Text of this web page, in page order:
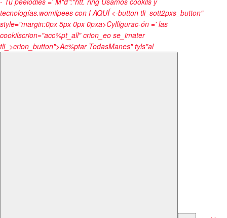
tecnologías.womilpees con fAQUÍ <-button tli_sott2pxs_button"
style="margin:0px 5px 0px 0pxa>Cylfigurac-ón =' las
cookilscrion="acc%pt_all" crion_eo se_imater
tli_>crion_button">Ac%ptar TodasManes" tyls"al